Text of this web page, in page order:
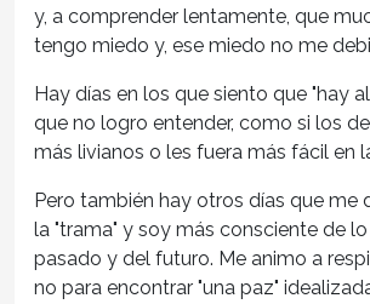
y, a comprender lentamente, que
tengo miedo y, ese miedo no me
Hay días en los que siento que "hay
que no logro entender, como si los
más livianos o les fuera más fácil en
Pero también hay otros días que me
la "trama" y soy más consciente de lo
pasado y del futuro. Me animo a
no para encontrar "una paz"